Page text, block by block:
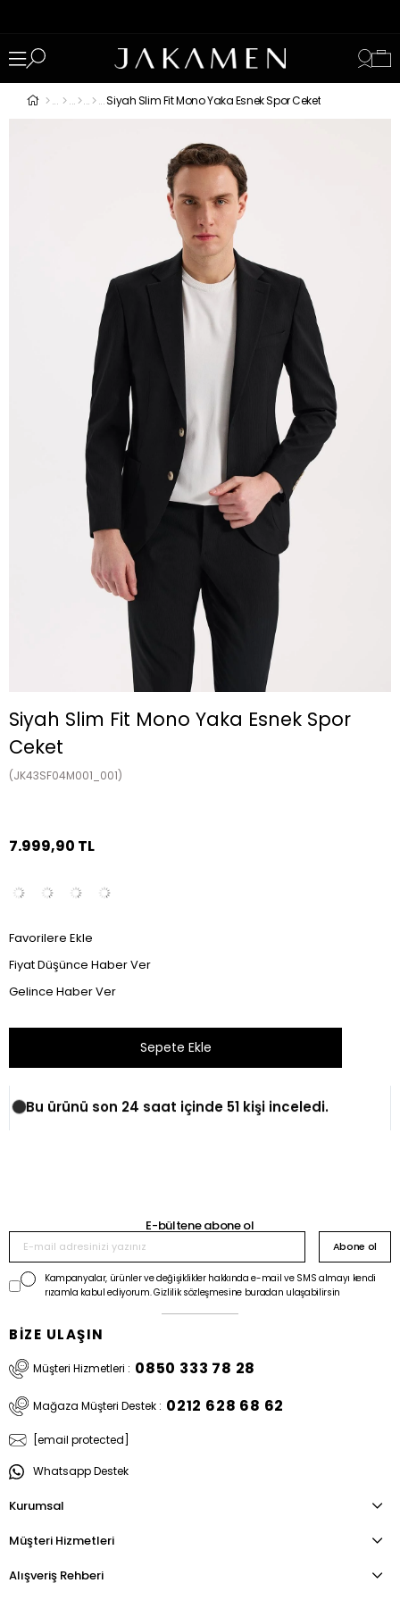
Siyah Slim Fit Mono Yaka Esnek Spor Ceket
Siyah Slim Fit Mono Yaka Esnek Spor
Ceket
(JK43SF04M001_001)
7.999,90 TL
Favorilere Ekle
Fiyat Düşünce Haber Ver
Gelince Haber Ver
E-bültene abone ol
Abone ol
Kampanyalar, ürünler ve değişiklikler hakkında e-mail ve SMS almayı kendi
rızamla kabul ediyorum. Gizlilik sözleşmesine buradan ulaşabilirsin
BİZE ULAŞIN
Müşteri Hizmetleri : 0850 333 78 28
Mağaza Müşteri Destek : 0212 628 68 62
[email protected]
Whatsapp Destek
Kurumsal
Müşteri Hizmetleri
Alışveriş Rehberi